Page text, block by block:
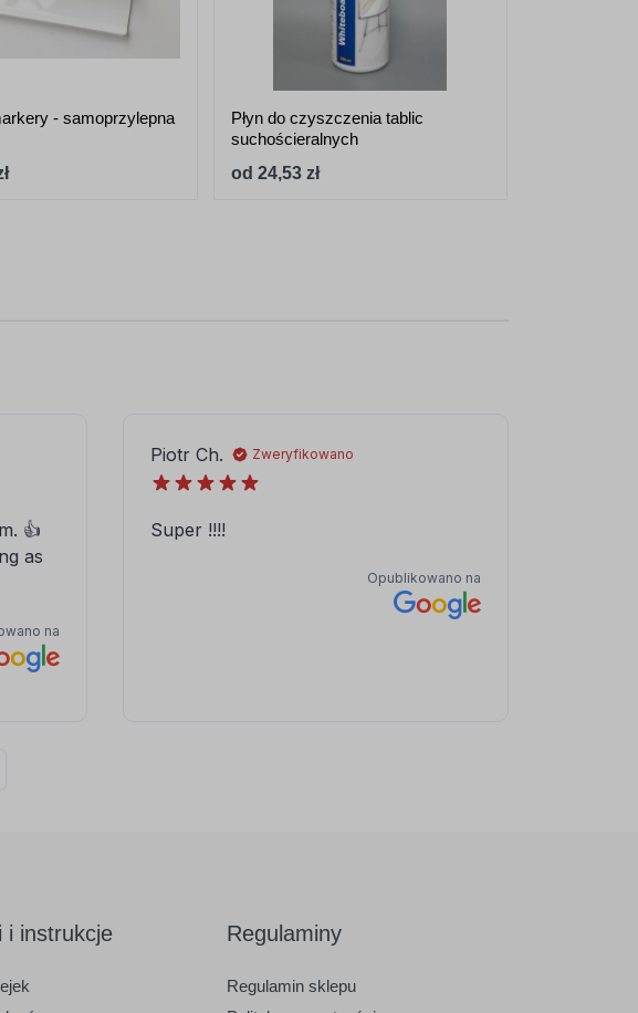
- samoprzylepna
Płyn do czyszczenia tablic
suchościeralnych
od 24,53 zł
i instrukcje Regulaminy
Regulamin sklepu